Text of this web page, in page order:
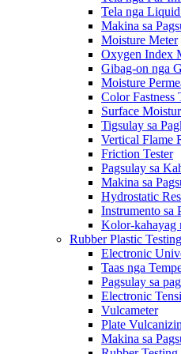
Tela nga
Makina sa
Moisture Meter
Oxygen Index
Gibag-on nga
Moisture
Color Fastness
Surface
Tigsulay sa
Vertical Flame
Friction Tester
Pagsulay sa
Makina sa
Hydrostatic
Instrumento sa
Kolor-kahayag
Rubber Plastic
Electronic
Taas nga
Pagsulay sa
Electronic
Vulcameter
Plate
Makina sa